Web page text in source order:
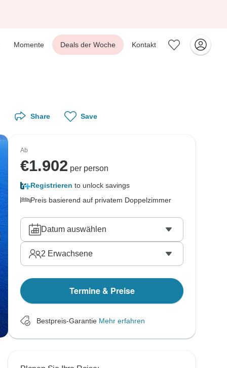
Momente Deals der Woche Kontakt
Share Save
Ab
€1.902 per person
Registrieren to unlock savings
Preis basierend auf privatem Doppelzimmer
Datum auswählen
2 Erwachsene
Termine & Preise
Bestpreis-Garantie Mehr erfahren